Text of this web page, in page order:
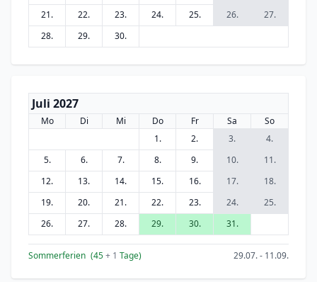
21.
22. 23. 24. 25. 26.
27.
28.
29. 30.
Juli 2027
Mo Di Mi Do Fr Sa
So
1.
2. 3.
4.
5.
6. 7. 8. 9. 10.
11.
12.
13. 14. 15. 16. 17.
18.
19.
20. 21. 22. 23. 24.
25.
26.
27. 28. 29. 30. 31.
Sommerferien (45+ 1 Tage) 29.07. - 11.09.